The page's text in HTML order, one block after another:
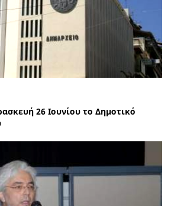
26 Ιουνίου το Δημοτικό